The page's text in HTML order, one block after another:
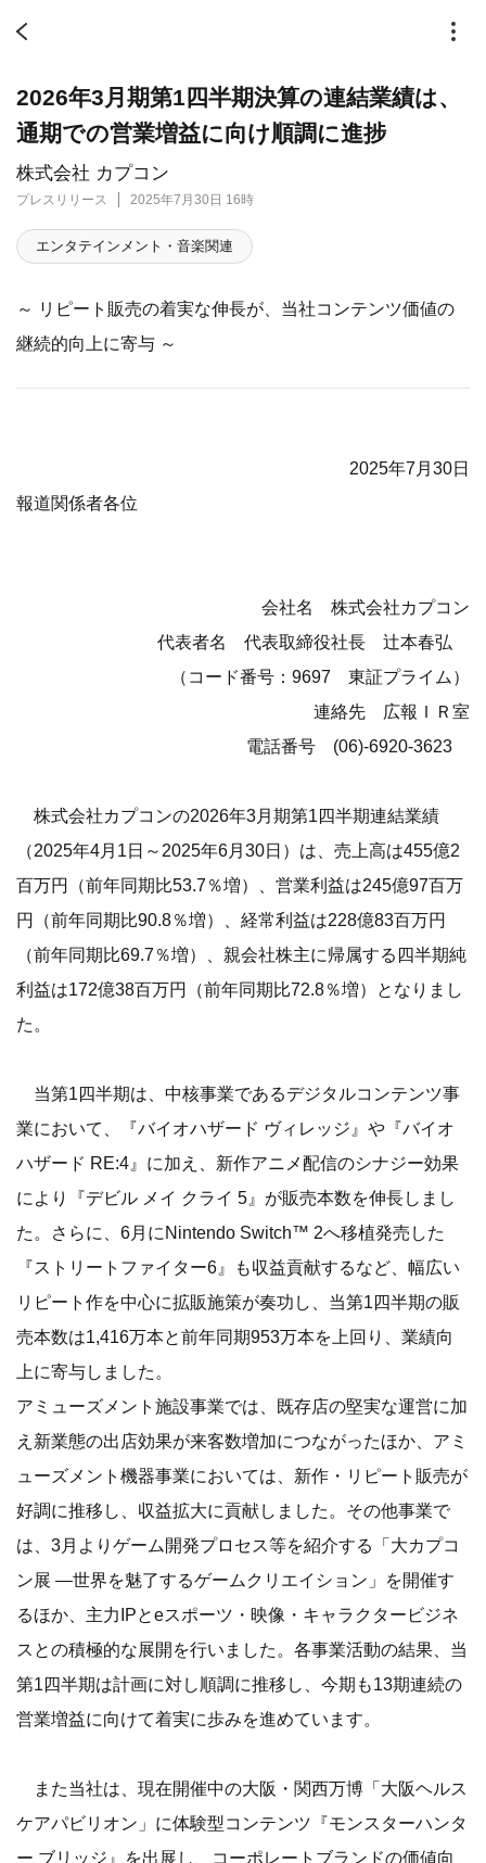
株式会社 カプコン
プレスリリース 2025年7月30日 16時
2026年3月期第1四半期決算の連結業績は、
通期での営業増益に向け順調に進捗
エンタテインメント・音楽関連
～ リピート販売の着実な伸長が、当社コンテンツ価値の
継続的向上に寄与 ～
2025年7月30日
報道関係者各位
会社名 株式会社カプコン
代表者名 代表取締役社長 辻本春弘
（コード番号：9697 東証プライム）
連絡先 広報ＩＲ室
電話番号 (06)-6920-3623
株式会社カプコンの2026年3月期第1四半期連結業績
（2025年4月1日～2025年6月30日）は、売上高は455億2
百万円（前年同期比53.7％増）、営業利益は245億97百万
円（前年同期比90.8％増）、経常利益は228億83百万円
（前年同期比69.7％増）、親会社株主に帰属する四半期純
利益は172億38百万円（前年同期比72.8％増）となりまし
た。
当第1四半期は、中核事業であるデジタルコンテンツ事
業において、『バイオハザード ヴィレッジ』や『バイオ
ハザード RE:4』に加え、新作アニメ配信のシナジー効果
により『デビル メイ クライ 5』が販売本数を伸長しまし
た。さらに、6月にNintendo Switch™ 2へ移植発売した
『ストリートファイター6』も収益貢献するなど、幅広い
リピート作を中心に拡販施策が奏功し、当第1四半期の販
売本数は1,416万本と前年同期953万本を上回り、業績向
上に寄与しました。
アミューズメント施設事業では、既存店の堅実な運営に加
え新業態の出店効果が来客数増加につながったほか、アミ
ューズメント機器事業においては、新作・リピート販売が
好調に推移し、収益拡大に貢献しました。その他事業で
は、3月よりゲーム開発プロセス等を紹介する「大カプコ
ン展 ―世界を魅了するゲームクリエイション」を開催す
るほか、主力IPとeスポーツ・映像・キャラクタービジネ
スとの積極的な展開を行いました。各事業活動の結果、当
第1四半期は計画に対し順調に推移し、今期も13期連続の
営業増益に向けて着実に歩みを進めています。
また当社は、現在開催中の大阪・関西万博「大阪ヘルス
ケアパビリオン」に体験型コンテンツ『モンスターハンタ
ー ブリッジ』を出展し、コーポレートブランドの価値向